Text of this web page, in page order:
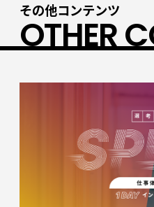
その他コンテンツ
OTHER